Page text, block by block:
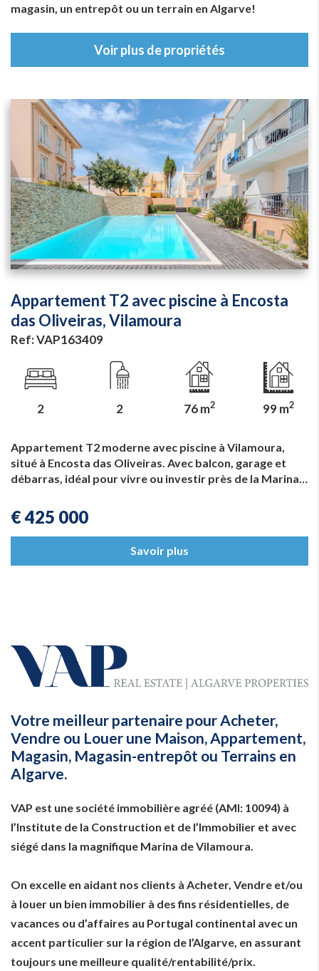
magasin, un entrepôt ou un terrain en Algarve!
Voir plus de propriétés
Appartement T2 avec piscine à Encosta
das Oliveiras, Vilamoura
Ref: VAP163409
2 2 76 m2 99 m2
Appartement T2 moderne avec piscine à Vilamoura,
situé à Encosta das Oliveiras. Avec balcon, garage et
débarras, idéal pour vivre ou investir près de la Marina…
€ 425 000
Savoir plus
Votre meilleur partenaire pour Acheter,
Vendre ou Louer une Maison, Appartement,
Magasin, Magasin-entrepôt ou Terrains en
Algarve.
VAP est une société immobilière agréé (AMI: 10094) à
l’Institute de la Construction et de l’Immobilier et avec
siégé dans la magnifique Marina de Vilamoura.
On excelle en aidant nos clients à Acheter, Vendre et/ou
à louer un bien immobilier à des fins résidentielles, de
vacances ou d’affaires au Portugal continental avec un
accent particulier sur la région de l’Algarve, en assurant
toujours une meilleure qualité/rentabilité/prix.